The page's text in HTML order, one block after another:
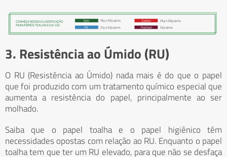
3. Resistência ao Úmido (RU)
O RU (Resistência ao Úmido) nada mais é do que o papel
que foi produzido com um tratamento químico especial que
aumenta a resistência do papel, principalmente ao ser
molhado.
Saiba que o papel toalha e o papel higiênico têm
necessidades opostas com relação ao RU. Enquanto o papel
toalha tem que ter um RU elevado, para que não se desfaça